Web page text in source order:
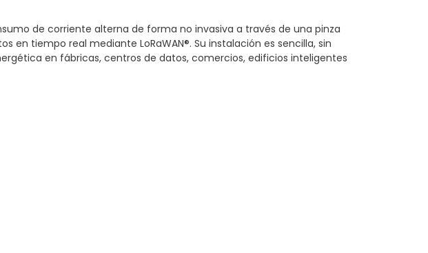
de corriente alterna de forma no invasiva a través de una pinza
tiempo real mediante LoRaWAN®. Su instalación es sencilla, sin
en fábricas, centros de datos, comercios, edificios inteligentes